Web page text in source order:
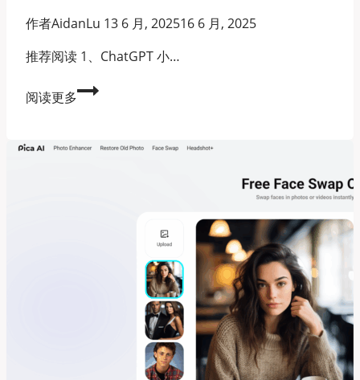
作者AidanLu 13 6 月, 202516 6 月, 2025
推荐阅读 1、ChatGPT 小…
阅读更多有
好